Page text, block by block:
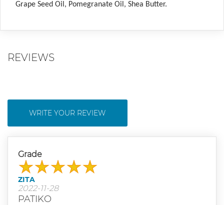
Grape Seed Oil, Pomegranate Oil, Shea Butter.
REVIEWS
WRITE YOUR REVIEW
Grade
ZITA
2022-11-28
PATIKO